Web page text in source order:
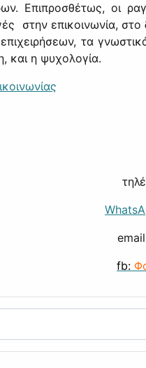
Επιπροσθέτως, οι
στην επικοινωνία,
τα
και η ψυχολογία.
fb: